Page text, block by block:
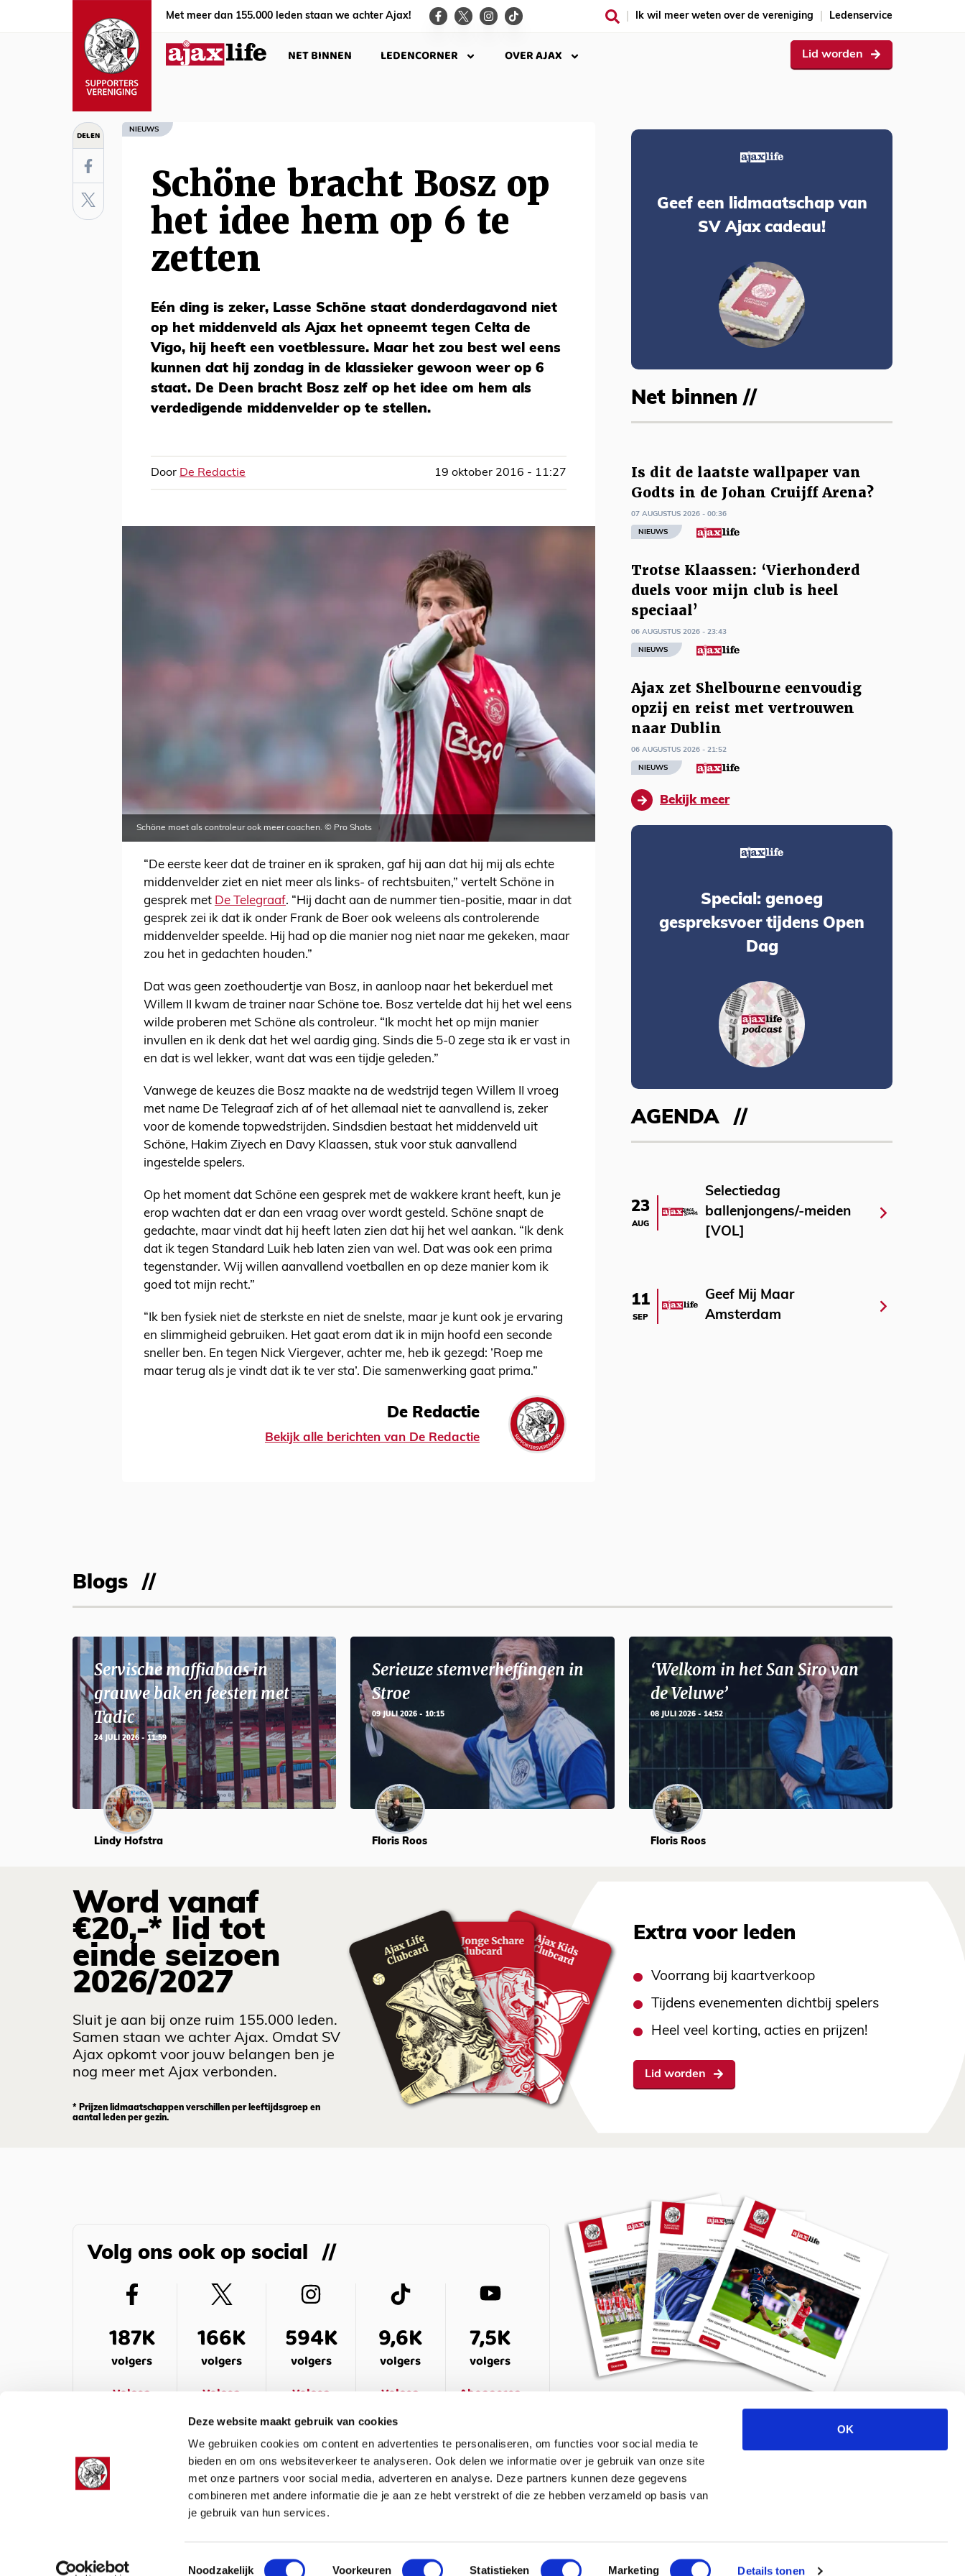
Deze website maakt gebruik van cookies
We gebruiken cookies om content en advertenties te personaliseren, om functies voor social media te
bieden en om ons websiteverkeer te analyseren. Ook delen we informatie over je gebruik van onze site
met onze partners voor social media, adverteren en analyse. Deze partners kunnen deze gegevens
combineren met andere informatie die je aan ze hebt verstrekt of die ze hebben verzameld op basis van
je gebruik van hun services.
Toestemmingsselectie
Noodzakelijk Voorkeuren Statistieken Marketing Details tonen
OK
Met meer dan 155.000 leden staan we achter Ajax! Ik wil meer weten over de vereniging Ledenservice
NET BINNEN LEDENCORNER OVER AJAX Lid worden
DELEN NIEUWS
Schöne bracht Bosz op
het idee hem op 6 te
zetten
Eén ding is zeker, Lasse Schöne staat donderdagavond niet
op het middenveld als Ajax het opneemt tegen Celta de
Vigo, hij heeft een voetblessure. Maar het zou best wel eens
kunnen dat hij zondag in de klassieker gewoon weer op 6
staat. De Deen bracht Bosz zelf op het idee om hem als
verdedigende middenvelder op te stellen.
Door De Redactie 19 oktober 2016 - 11:27
Schöne moet als controleur ook meer coachen. © Pro Shots
“De eerste keer dat de trainer en ik spraken, gaf hij aan dat hij mij als echte
middenvelder ziet en niet meer als links- of rechtsbuiten,” vertelt Schöne in
gesprek met De Telegraaf. “Hij dacht aan de nummer tien-positie, maar in dat
gesprek zei ik dat ik onder Frank de Boer ook weleens als controlerende
middenvelder speelde. Hij had op die manier nog niet naar me gekeken, maar
zou het in gedachten houden.”
Dat was geen zoethoudertje van Bosz, in aanloop naar het bekerduel met
Willem II kwam de trainer naar Schöne toe. Bosz vertelde dat hij het wel eens
wilde proberen met Schöne als controleur. “Ik mocht het op mijn manier
invullen en ik denk dat het wel aardig ging. Sinds die 5-0 zege sta ik er vast in
en dat is wel lekker, want dat was een tijdje geleden.”
Vanwege de keuzes die Bosz maakte na de wedstrijd tegen Willem II vroeg
met name De Telegraaf zich af of het allemaal niet te aanvallend is, zeker
voor de komende topwedstrijden. Sindsdien bestaat het middenveld uit
Schöne, Hakim Ziyech en Davy Klaassen, stuk voor stuk aanvallend
ingestelde spelers.
Op het moment dat Schöne een gesprek met de wakkere krant heeft, kun je
erop wachten dat er dan een vraag over wordt gesteld. Schöne snapt de
gedachte, maar vindt dat hij heeft laten zien dat hij het wel aankan. “Ik denk
dat ik tegen Standard Luik heb laten zien van wel. Dat was ook een prima
tegenstander. Wij willen aanvallend voetballen en op deze manier kom ik
goed tot mijn recht.”
“Ik ben fysiek niet de sterkste en niet de snelste, maar je kunt ook je ervaring
en slimmigheid gebruiken. Het gaat erom dat ik in mijn hoofd een seconde
sneller ben. En tegen Nick Viergever, achter me, heb ik gezegd: ’Roep me
maar terug als je vindt dat ik te ver sta’. Die samenwerking gaat prima.”
De Redactie
Bekijk alle berichten van De Redactie
Geef een lidmaatschap van
SV Ajax cadeau!
Net binnen //
Is dit de laatste wallpaper van
Godts in de Johan Cruijff Arena?
07 AUGUSTUS 2026 - 00:36
NIEUWS
Trotse Klaassen: ‘Vierhonderd
duels voor mijn club is heel
speciaal’
06 AUGUSTUS 2026 - 23:43
NIEUWS
Ajax zet Shelbourne eenvoudig
opzij en reist met vertrouwen
naar Dublin
06 AUGUSTUS 2026 - 21:52
NIEUWS
Bekijk meer
Special: genoeg
gespreksvoer tijdens Open
Dag
AGENDA
23
AUG
Selectiedag
ballenjongens/-meiden
[VOL]
11
SEP
Geef Mij Maar
Amsterdam
Blogs
Servische maffiabaas in
grauwe bak en feesten met
Tadic
24 JULI 2026 - 11:59
Lindy Hofstra
Serieuze stemverheffingen in
Stroe
09 JULI 2026 - 10:15
Floris Roos
‘Welkom in het San Siro van
de Veluwe’
08 JULI 2026 - 14:52
Floris Roos
Word vanaf
€20,-* lid tot
einde seizoen
2026/2027
Sluit je aan bij onze ruim 155.000 leden.
Samen staan we achter Ajax. Omdat SV
Ajax opkomt voor jouw belangen ben je
nog meer met Ajax verbonden.
* Prijzen lidmaatschappen verschillen per leeftijdsgroep en
aantal leden per gezin.
Extra voor leden
Voorrang bij kaartverkoop
Tijdens evenementen dichtbij spelers
Heel veel korting, acties en prijzen!
Lid worden
Volg ons ook op social
187K
volgers
Volgen
166K
volgers
Volgen
594K
volgers
Volgen
9,6K
volgers
Volgen
7,5K
volgers
Abonneren
Meld je aan voor de nieuwsbrief
OVER ONS VEELGESTELDE VRAGEN